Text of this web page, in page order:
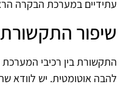
עתידיים במערכת הבקרה
שיפור
התקשורת בין רכיבי
להבה אוטומטית. יש לוודא